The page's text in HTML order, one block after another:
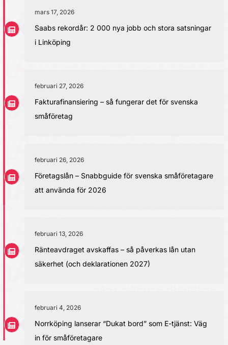
mars 17, 2026
Saabs rekordår: 2 000 nya jobb och stora satsningar
i Linköping
februari 27, 2026
Fakturafinansiering – så fungerar det för svenska
småföretag
februari 26, 2026
Företagslån – Snabbguide för svenska småföretagare
att använda för 2026
februari 13, 2026
Ränteavdraget avskaffas – så påverkas lån utan
säkerhet (och deklarationen 2027)
februari 4, 2026
Norrköping lanserar “Dukat bord” som E-tjänst: Väg
in för småföretagare